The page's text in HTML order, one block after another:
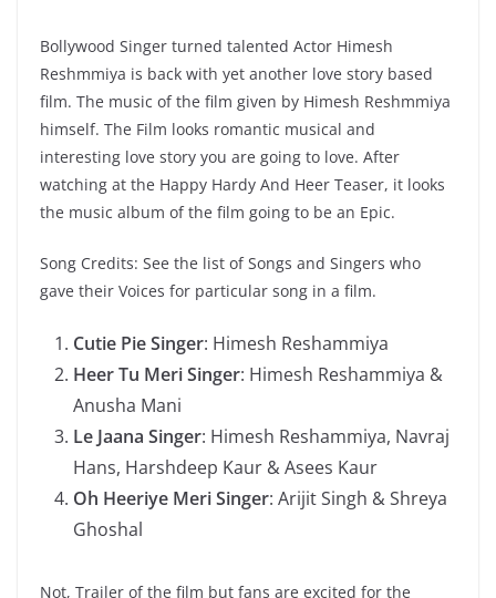
Bollywood Singer turned talented Actor Himesh
Reshmmiya is back with yet another love story based
film. The music of the film given by Himesh Reshmmiya
himself. The Film looks romantic musical and
interesting love story you are going to love. After
watching at the Happy Hardy And Heer Teaser, it looks
the music album of the film going to be an Epic.
Song Credits: See the list of Songs and Singers who
gave their Voices for particular song in a film.
Cutie Pie Singer: Himesh Reshammiya
Heer Tu Meri Singer: Himesh Reshammiya &
Anusha Mani
Le Jaana Singer: Himesh Reshammiya, Navraj
Hans, Harshdeep Kaur & Asees Kaur
Oh Heeriye Meri Singer: Arijit Singh & Shreya
Ghoshal
Not, Trailer of the film but fans are excited for the